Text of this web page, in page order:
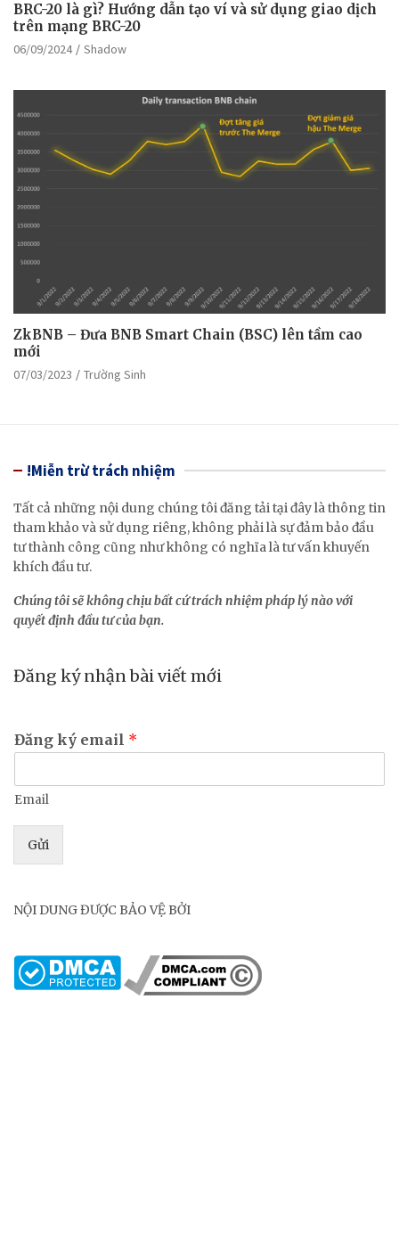
BRC-20 là gì? Hướng dẫn tạo ví và sử dụng giao dịch
trên mạng BRC-20
06/09/2024 Shadow
ZkBNB – Đưa BNB Smart Chain (BSC) lên tầm cao
mới
07/03/2023 Trường Sinh
!Miễn trừ trách nhiệm
Tất cả những nội dung chúng tôi đăng tải tại đây là thông tin
tham khảo và sử dụng riêng, không phải là sự đảm bảo đầu
tư thành công cũng như không có nghĩa là tư vấn khuyến
khích đầu tư.
Chúng tôi sẽ không chịu bất cứ trách nhiệm pháp lý nào với
quyết định đầu tư của bạn.
Đăng ký nhận bài viết mới
Đăng ký email *
Email
Gửi
NỘI DUNG ĐƯỢC BẢO VỆ BỞI